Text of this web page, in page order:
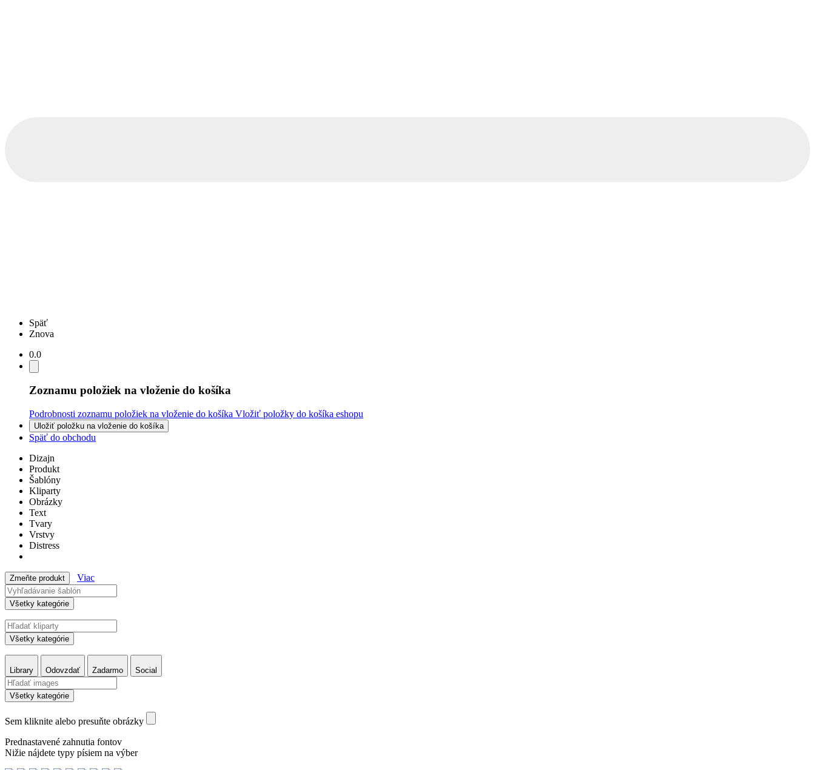
Späť
Znova
0.0
Zoznamu položiek na vloženie do košíka
Podrobnosti zoznamu položiek na vloženie do košíka Vložiť položky do košíka eshopu
Uložiť položku na vloženie do košíka
Späť do obchodu
Dizajn
Produkt
Šablóny
Kliparty
Obrázky
Text
Tvary
Vrstvy
Distress
Zmeňte produkt Viac
Všetky kategórie
Všetky kategórie
Library Odovzdať Zadarmo Social
Všetky kategórie
Sem kliknite alebo presuňte obrázky
Prednastavené zahnutia fontov
Nižie nájdete typy písiem na výber